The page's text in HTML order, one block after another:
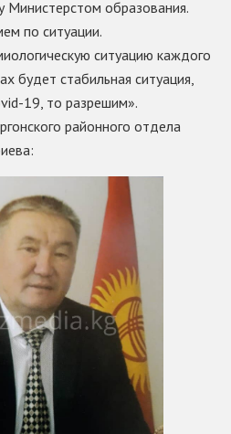
Министерстом образования.
по ситуации.
ситуацию каждого
будет стабильная ситуация,
19, то разрешим».
районного отдела